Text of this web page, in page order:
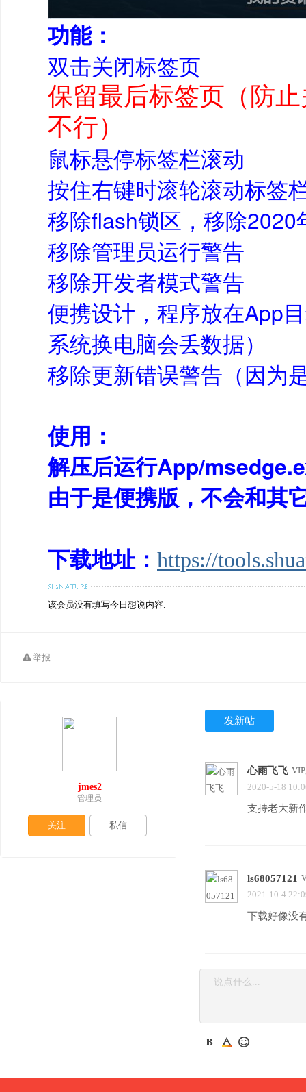
功能：
双击关闭标签页
保留最后标签页（防
不行）
鼠标悬停标签栏滚动
按住右键时滚轮滚动标签
移除flash锁区，移除
移除管理员运行警告
移除开发者模式警告
便携设计，程序放在App
系统换电脑会丢数据）
移除更新错误警告（因为
使用：
解压后运行App/
由于是便携版，不会和其
下载地址： https://
该会员没有填写今日想说内容.
举报
发新帖
心雨飞飞
2020-5-18
支持老大新
ls68057121
2021-10-4
下载好像没
jmes2
管理员
关注 私信